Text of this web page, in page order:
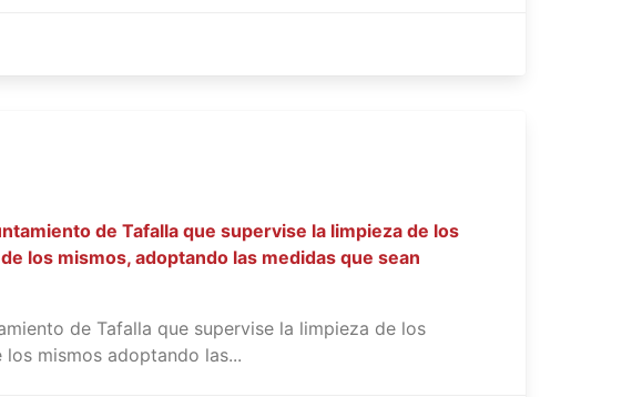
de Tafalla que supervise la limpieza de los
los mismos, adoptando las medidas que sean
de Tafalla que supervise la limpieza de los
mismos adoptando las...